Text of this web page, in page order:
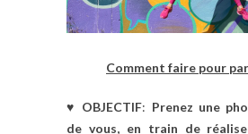
Comment faire pour
♥ OBJECTIF: Prenez une
de vous, en train de